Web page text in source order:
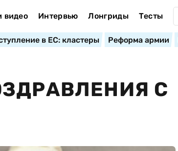
видео Интервью Лонгриды Тесты
в ЕС: кластеры Реформа армии
С